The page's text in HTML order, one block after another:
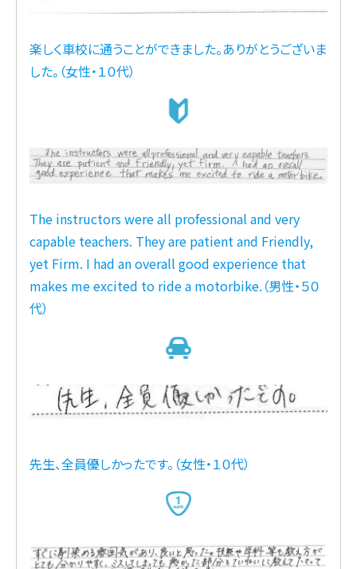
楽しく車校に通うことができました。ありがとうございま
した。（女性・１０代）
The instructors were all professional and very
capable teachers. They are patient and Friendly,
yet Firm. I had an overall good experience that
makes me excited to ride a motorbike.（男性・５０
代）
先生、全員優しかったです。（女性・１０代）